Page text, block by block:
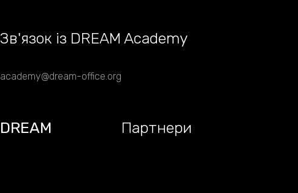
academy@dream-office.org
Партнери
DREAM
Зв'язок із DREAM Academy